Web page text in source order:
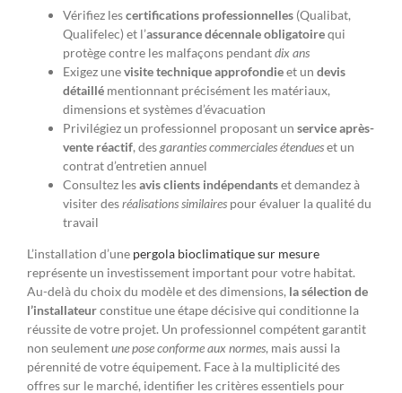
Vérifiez lescertifications professionnelles (Qualibat,
Qualifelec) et l’assurance décennale obligatoirequi
protège contre les malfaçons pendantdix ans
Exigez unevisite technique approfondieet un devis
détaillé mentionnant précisément les matériaux,
dimensions et systèmes d’évacuation
Privilégiez un professionnel proposant un service après-
vente réactif, desgaranties commerciales étendueset un
contrat d’entretien annuel
Consultez lesavis clients indépendantset demandez à
visiter desréalisations similaires pour évaluer la qualité du
travail
L’installation d’une pergola bioclimatique sur mesure
représente un investissement important pour votre habitat.
Au-delà du choix du modèle et des dimensions, la sélection de
l’installateurconstitue une étape décisive qui conditionne la
réussite de votre projet. Un professionnel compétent garantit
non seulementune pose conforme aux normes, mais aussi la
pérennité de votre équipement. Face à la multiplicité des
offres sur le marché, identifier les critères essentiels pour